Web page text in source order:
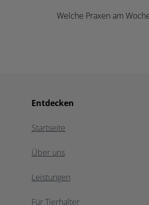
Welche Praxen am
Entdecken
Startseite
Über uns
Leistungen
Für Tierhalter